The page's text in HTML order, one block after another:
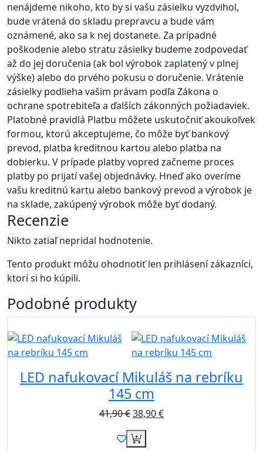
nenájdeme nikoho, kto by si vašu zásielku vyzdvihol,
bude vrátená do skladu prepravcu a bude vám
oznámené, ako sa k nej dostanete. Za prípadné
poškodenie alebo stratu zásielky budeme zodpovedať
až do jej doručenia (ak bol výrobok zaplatený v plnej
výške) alebo do prvého pokusu o doručenie. Vrátenie
zásielky podlieha vašim právam podľa Zákona o
ochrane spotrebiteľa a ďalších zákonných požiadaviek.
Platobné pravidlá Platbu môžete uskutočniť akoukoľvek
formou, ktorú akceptujeme, čo môže byť bankový
prevod, platba kreditnou kartou alebo platba na
dobierku. V prípade platby vopred začneme proces
platby po prijatí vašej objednávky. Hneď ako overíme
vašu kreditnú kartu alebo bankový prevod a výrobok je
na sklade, zakúpený výrobok môže byť dodaný.
Recenzie
Nikto zatiaľ nepridal hodnotenie.
Tento produkt môžu ohodnotiť len prihlásení zákazníci,
ktorí si ho kúpili.
Podobné produkty
LED nafukovací Mikuláš na rebríku
145 cm
41,90€38,90€